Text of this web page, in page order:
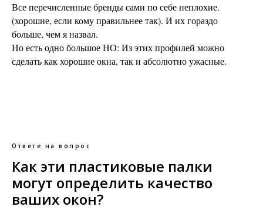
Все перечисленные бренды сами по себе неплохие.
(хорошие, если кому правильнее так). И их гораздо
больше, чем я назвал.
Но есть одно большое НО: Из этих профилей можно
сделать как хорошие окна, так и абсолютно ужасные.
Ответе на вопрос
Как эти пластиковые палки
могут определить качество
ваших окон?